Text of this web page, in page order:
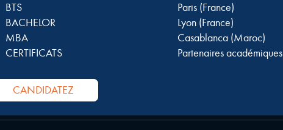
BTS
BACHELOR
MBA
CERTIFICATS
CANDIDATEZ
Paris (France)
Lyon (France)
Casablanca (Maroc)
Partenaires académiques